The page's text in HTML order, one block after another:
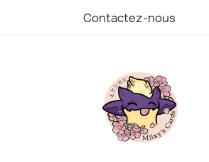
Contactez-nous